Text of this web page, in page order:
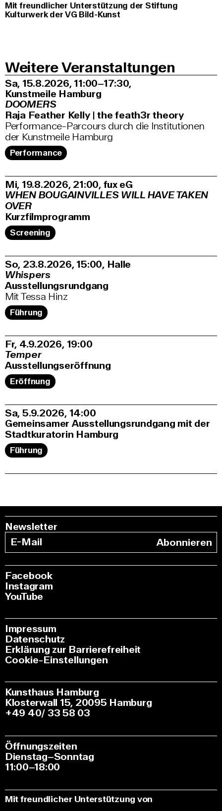
Mit freundlicher Unterstützung der Stiftung
Kulturwerk der VG Bild-Kunst
Weitere Veranstaltungen
Sa, 15.8.2026 11:00–17:30,
Kunstmeile Hamburg
DOOMERS
Raja Feather Kelly | the feath3r theory
Performance-Parcours durch die Institutionen
der Kunstmeile Hamburg
Performance
Mi, 19.8.2026 21:00, fux eG
WHEN BOUGAINVILLES WILL HAVE TAKEN
OVER
Kurzfilmprogramm
Screening
So, 23.8.2026 15:00, Halle
Whispers
Ausstellungsrundgang
Mit Tessa Hinz
Führung
Fr, 4.9.2026 19:00
Temper
Ausstellungseröffnung
Eröffnung
Sa, 5.9.2026 14:00
Gemeinsamer Ausstellungsrundgang mit der
Stadtkuratorin Hamburg
Führung
Newsletter
Abonnieren
Facebook
Instagram
YouTube
Impressum
Datenschutz
Erklärung zur Barrierefreiheit
Cookie-Einstellungen
Kunsthaus Hamburg
Klosterwall 15, 20095 Hamburg
+49 40/ 33 58 03
Öffnungszeiten
Dienstag–Sonntag
11:00–18:00
Mit freundlicher Unterstützung von